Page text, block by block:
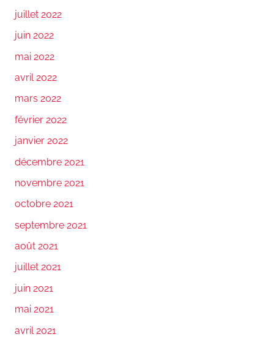
juillet 2022
juin 2022
mai 2022
avril 2022
mars 2022
février 2022
janvier 2022
décembre 2021
novembre 2021
octobre 2021
septembre 2021
août 2021
juillet 2021
juin 2021
mai 2021
avril 2021